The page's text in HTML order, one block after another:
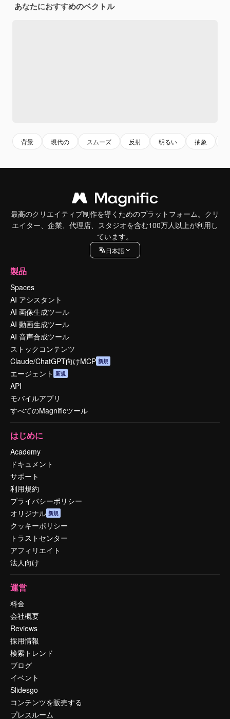
あなたにおすすめのベクトル
背景 現代の スムーズ 反射 明るい 抽象
最高のクリエイティブ制作を導くためのプラットフォーム。クリ
エイター、企業、代理店、スタジオを含む100万人以上が利用し
ています。
日本語
製品
Spaces
AI アシスタント
AI 画像生成ツール
AI 動画生成ツール
AI 音声合成ツール
ストックコンテンツ
Claude/ChatGPT向けMCP 新規
エージェント 新規
API
モバイルアプリ
すべてのMagnificツール
はじめに
Academy
ドキュメント
サポート
利用規約
プライバシーポリシー
オリジナル 新規
クッキーポリシー
トラストセンター
アフィリエイト
法人向け
運営
料金
会社概要
Reviews
採用情報
検索トレンド
ブログ
イベント
Slidesgo
コンテンツを販売する
プレスルーム